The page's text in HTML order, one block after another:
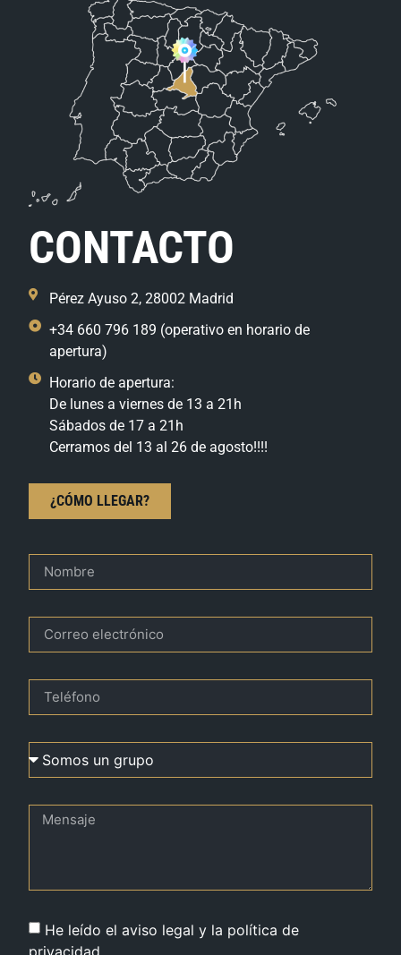
CONTACTO
Pérez Ayuso 2, 28002 Madrid
+34 660 796 189 (operativo en horario de
apertura)
Horario de apertura:
De lunes a viernes de 13 a 21h
Sábados de 17 a 21h
Cerramos del 13 al 26 de agosto!!!!
¿CÓMO LLEGAR?
He leído el aviso legal y la política de
privacidad